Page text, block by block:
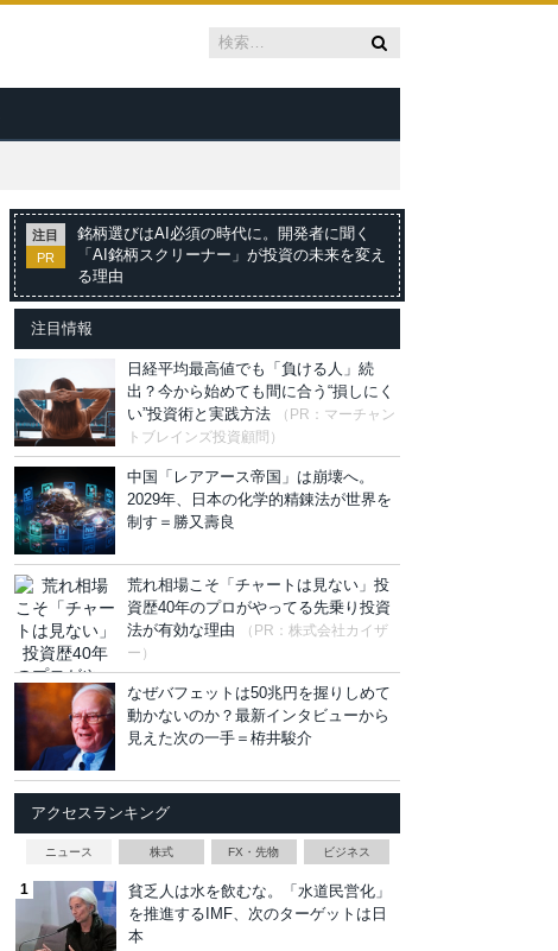
注目
PR
銘柄選びはAI必須の時代に。開発者に聞く
「AI銘柄スクリーナー」が投資の未来を変え
る理由
注目情報
日経平均最高値でも「負ける人」続
出？今から始めても間に合う“損しにく
い”投資術と実践方法
（PR：マーチャン
トブレインズ投資顧問）
中国「レアアース帝国」は崩壊へ。
2029年、日本の化学的精錬法が世界を
制す＝勝又壽良
荒れ相場こそ「チャートは見ない」投
資歴40年のプロがやってる先乗り投資
法が有効な理由
（PR：株式会社カイザ
ー）
なぜバフェットは50兆円を握りしめて
動かないのか？最新インタビューから
見えた次の一手＝栫井駿介
アクセスランキング
ニュース 株式 FX・先物 ビジネス
貧乏人は水を飲むな。「水道民営化」
を推進するIMF、次のターゲットは日
本